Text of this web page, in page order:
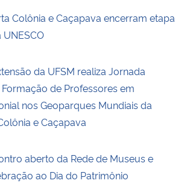
Colônia e Caçapava encerram etapa
da UFSM realiza Jornada
de Professores em
nos Geoparques Mundiais da
e Caçapava
aberto da Rede de Museus e
ao Dia do Patrimônio